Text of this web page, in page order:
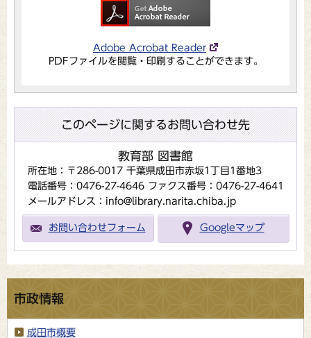
Adobe Acrobat Reader
PDFファイルを閲覧・印刷することができます。
このページに関するお問い合わせ先
教育部 図書館
所在地：〒286-0017 千葉県成田市赤坂1丁目1番地3
電話番号：0476-27-4646 ファクス番号：0476-27-4641
メールアドレス：info@library.narita.chiba.jp
お問い合わせフォーム Googleマップ
市政情報
成田市概要